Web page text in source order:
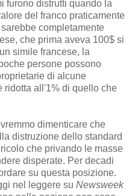
furono distrutti quando la
del franco praticamente
completamente
che prima aveva 100$ si
simile francese, la
persone possono
di alcune
ridotta all'1% di quello che
dimenticare che
distruzione dello standard
che privando le masse
disperate. Per decadi
su questa posizione.
nel leggere su Newsweek